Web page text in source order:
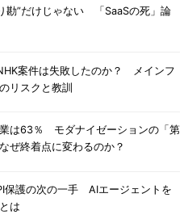
勘”だけじゃない 「SaaSの死」論
案件は失敗したのか？ メインフ
リスクと教訓
は63％ モダナイゼーションの「第
ぜ終着点に変わるのか？
保護の次の一手 AIエージェントを
は